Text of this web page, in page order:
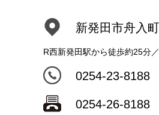
新発田市舟入
R西新発田駅から徒歩約25分
0254-23-8188
0254-26-8188